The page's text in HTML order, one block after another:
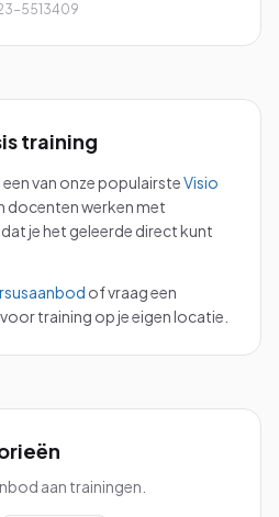
5513409
training
een van onze populairsteVisio
docenten werken met
je het geleerde direct kunt
of vraag een
training op je eigen locatie.
aan trainingen.